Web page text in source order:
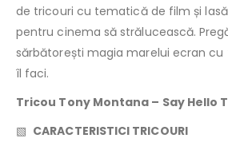
de tricouri cu tematică de film și
pentru cinema să strălucească.
sărbătorești magia marelui ecran cu
îl faci.
Tricou Tony Montana – Say Hello
▧ CARACTERISTICI TRICOURI